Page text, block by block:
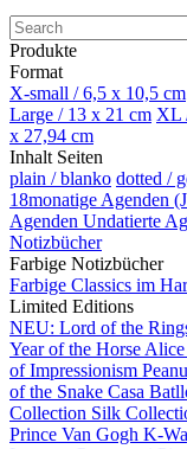
Produkte
Format
X-small / 6,5 x 10,5 cm
Large / 13 x 21 cm XL
x 27,94 cm
Inhalt Seiten
plain / blanko dotted /
18monatige Agenden
Agenden Undatierte
Notizbücher
Farbige Notizbücher
Farbige Classics im
Limited Editions
NEU: Lord of the
Year of the Horse Alice
of Impressionism
of the Snake Casa
Collection Silk
Prince Van Gogh K-